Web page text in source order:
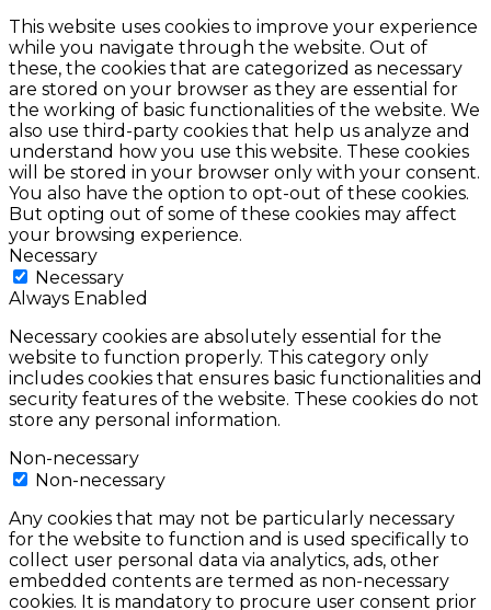
This website uses cookies to improve your experience
while you navigate through the website. Out of
these, the cookies that are categorized as necessary
are stored on your browser as they are essential for
the working of basic functionalities of the website. We
also use third-party cookies that help us analyze and
understand how you use this website. These cookies
will be stored in your browser only with your consent.
You also have the option to opt-out of these cookies.
But opting out of some of these cookies may affect
your browsing experience.
Necessary
Necessary
Always Enabled
Necessary cookies are absolutely essential for the
website to function properly. This category only
includes cookies that ensures basic functionalities and
security features of the website. These cookies do not
store any personal information.
Non-necessary
Non-necessary
Any cookies that may not be particularly necessary
for the website to function and is used specifically to
collect user personal data via analytics, ads, other
embedded contents are termed as non-necessary
cookies. It is mandatory to procure user consent prior